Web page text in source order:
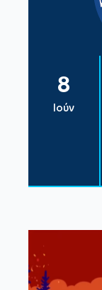
8
Ιούν